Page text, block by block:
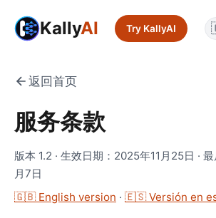
KallyAI Try KallyAI
返回首页
服务条款
版本 1.2 · 生效日期：2025年11月25日 ·
月7日
🇬🇧 English version · 🇪🇸 Versión en